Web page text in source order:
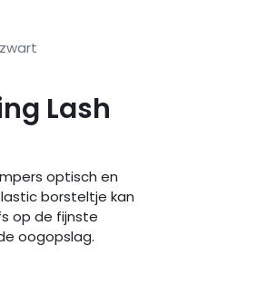
Lash
optisch en
borsteltje kan
op de fijnste
oogopslag.